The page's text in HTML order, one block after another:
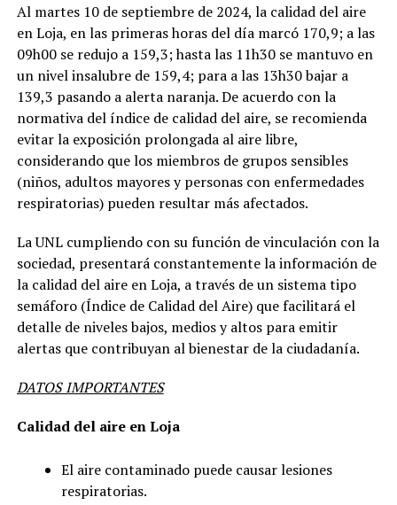
Al martes 10 de septiembre de 2024, la calidad del aire
en Loja, en las primeras horas del día marcó 170,9; a las
09h00 se redujo a 159,3; hasta las 11h30 se mantuvo en
un nivel insalubre de 159,4; para a las 13h30 bajar a
139,3 pasando a alerta naranja. De acuerdo con la
normativa del índice de calidad del aire, se recomienda
evitar la exposición prolongada al aire libre,
considerando que los miembros de grupos sensibles
(niños, adultos mayores y personas con enfermedades
respiratorias) pueden resultar más afectados.
La UNL cumpliendo con su función de vinculación con la
sociedad, presentará constantemente la información de
la calidad del aire en Loja, a través de un sistema tipo
semáforo (Índice de Calidad del Aire) que facilitará el
detalle de niveles bajos, medios y altos para emitir
alertas que contribuyan al bienestar de la ciudadanía.
DATOS IMPORTANTES
Calidad del aire en Loja
El aire contaminado puede causar lesiones
respiratorias.